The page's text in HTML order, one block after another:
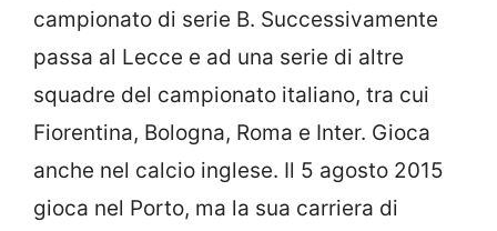
campionato di serie B. Successivamente
passa al Lecce e ad una serie di altre
squadre del campionato italiano, tra cui
Fiorentina, Bologna, Roma e Inter. Gioca
anche nel calcio inglese. Il 5 agosto 2015
gioca nel Porto, ma la sua carriera di